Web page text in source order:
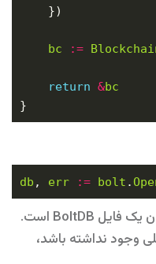
bc :=
return &bc
db , err := bolt .
این یک روش استاندارد برای باز کردن یک فایل BoltDB است.
وجود نداشته باشد،